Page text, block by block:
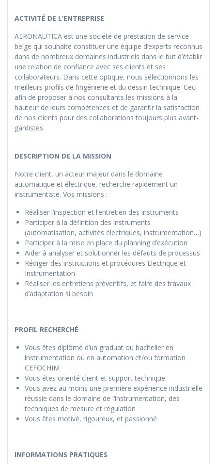
ACTIVITÉ DE L’ENTREPRISE
AERONAUTICA est une société de prestation de service
belge qui souhaite constituer une équipe d’experts reconnus
dans de nombreux domaines industriels dans le but d’établir
une relation de confiance avec ses clients et ses
collaborateurs. Dans cette optique, nous sélectionnons les
meilleurs profils de l’ingénierie et du dessin technique. Ceci
afin de proposer à nos consultants les missions à la
hauteur de leurs compétences et de garantir la satisfaction
de nos clients pour des collaborations toujours plus avant-
gardistes.
DESCRIPTION DE LA MISSION
Notre client, un acteur majeur dans le domaine
automatique et électrique, recherche rapidement un
instrumentiste. Vos missions :
Réaliser l’inspection et l’entretien des instruments
Participer à la définition des instruments
(automatisation, activités électriques, instrumentation…)
Participer à la mise en place du planning d’exécution
Aider à analyser et solutionner les défauts de processus
Rédiger des instructions et procédures Electrique et
Instrumentation
Réaliser les entretiens préventifs, et faire des travaux
d’adaptation si besoin
PROFIL RECHERCHÉ
Vous êtes diplômé d’un graduat ou bachelier en
instrumentation ou en automation et/ou formation
CEFOCHIM
Vous êtes orienté client et support technique
Vous avez au moins une première expérience industrielle
réussie dans le domaine de l’instrumentation, des
techniques de mesure et régulation
Vous êtes motivé, rigoureux, et passionné
INFORMATIONS PRATIQUES